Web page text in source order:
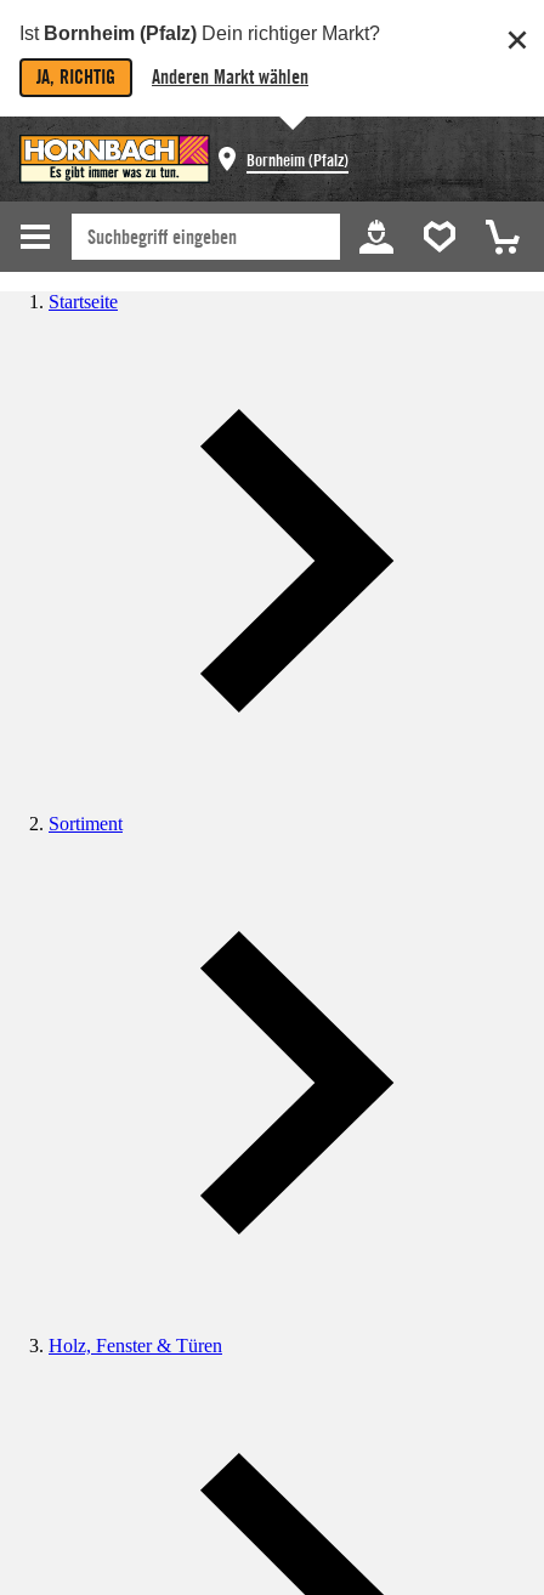
Ist Bornheim (Pfalz) Dein richtiger Markt?
JA, RICHTIG Anderen Markt wählen
Bornheim (Pfalz)
Startseite
Sortiment
Holz, Fenster & Türen